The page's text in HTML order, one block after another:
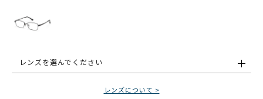
レンズを選んでください
レンズについて >